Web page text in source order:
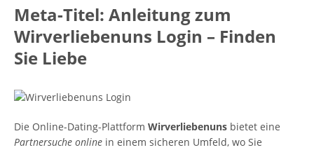
Meta-Titel: Anleitung zum
Wirverliebenuns Login – Finden
Sie Liebe
Die Online-Dating-Plattform Wirverliebenuns bietet eine
Partnersuche online in einem sicheren Umfeld, wo Sie